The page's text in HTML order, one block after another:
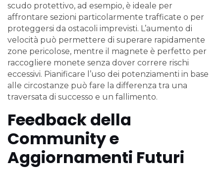
scudo protettivo, ad esempio, è ideale per
affrontare sezioni particolarmente trafficate o per
proteggersi da ostacoli imprevisti. L’aumento di
velocità può permettere di superare rapidamente
zone pericolose, mentre il magnete è perfetto per
raccogliere monete senza dover correre rischi
eccessivi. Pianificare l’uso dei potenziamenti in base
alle circostanze può fare la differenza tra una
traversata di successo e un fallimento.
Feedback della
Community e
Aggiornamenti Futuri